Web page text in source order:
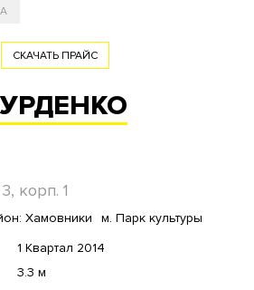
СКАЧАТЬ ПРАЙС
корп. 1
Хамовники
м. Парк культуры
1 Квартал 2014
3.3 м